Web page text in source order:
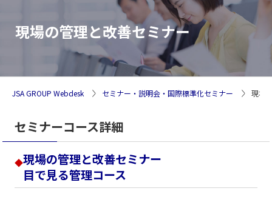
標準化と品質管理全国・地区大会2026お申込み受付中
現場の管理と改善セミナー
JSA GROUP Webdesk セミナー・説明会・国際標準化セミナー 現場
セミナーコース詳細
◆現場の管理と改善セミナー
目で見る管理コース